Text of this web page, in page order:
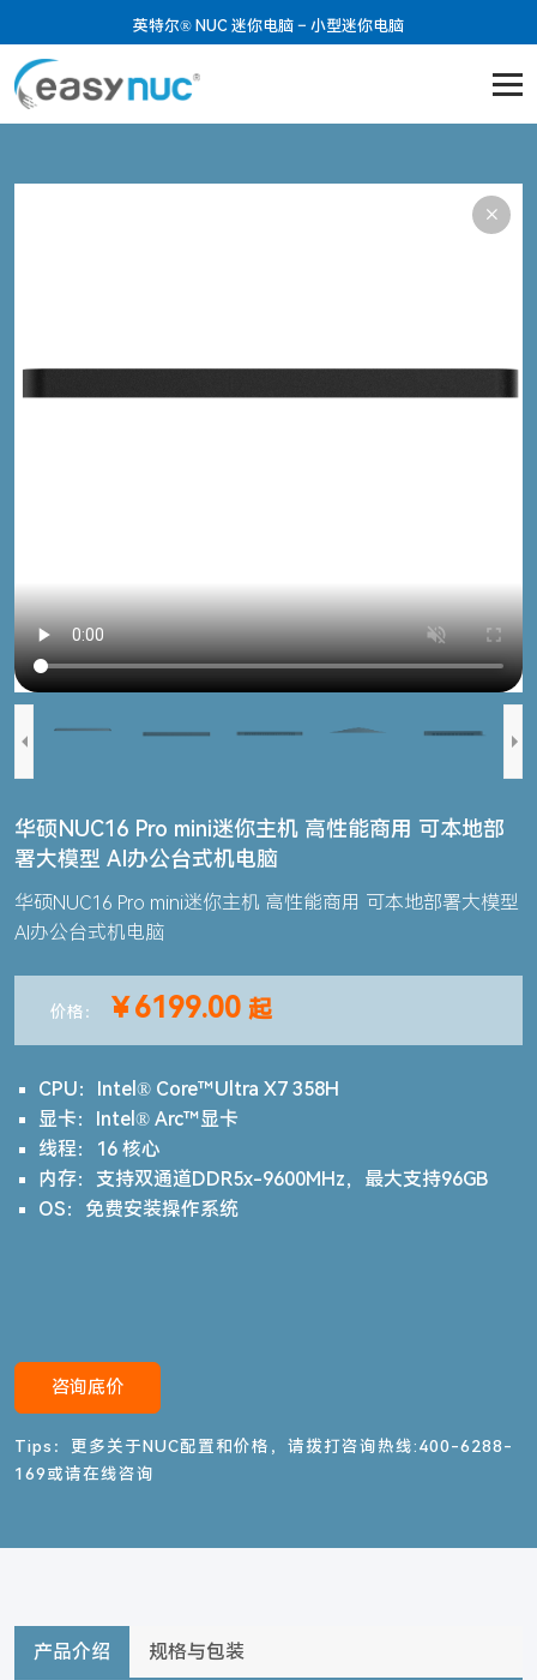
英特尔® NUC 迷你电脑 – 小型迷你电脑
华硕NUC16 Pro mini迷你主机 高性能商用 可本地部
署大模型 AI办公台式机电脑
华硕NUC16 Pro mini迷你主机 高性能商用 可本地部署大模型
AI办公台式机电脑
价格： ￥6199.00 起
CPU：
Intel® Core™Ultra X7 358H
显卡：
Intel® Arc™显卡
线程：
16 核心
内存： 支持双通道DDR5x-9600MHz，最大支持96GB
OS： 免费安装操作系统
咨询底价
Tips：更多关于NUC配置和价格，请拨打咨询热线:400-6288-
169或请在线咨询
产品介绍 规格与包装